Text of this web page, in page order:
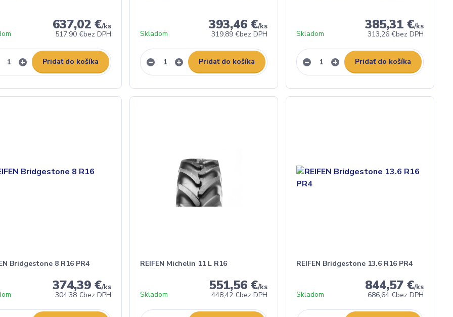
637,02 €/ks
517,90 €bez DPH
Pridať do košíka
393,46 €/ks
319,89 €bez DPH
Skladom
Pridať do košíka
385,31 €/ks
313,26 €bez DPH
Skladom
Pridať do košíka
Bridgestone 8 R16 PR4
374,39 €/ks
304,38 €bez DPH
REIFEN Michelin 11 L R16
551,56 €/ks
448,42 €bez DPH
Skladom
REIFEN Bridgestone 13.6 R16 PR4
844,57 €/ks
686,64 €bez DPH
Skladom